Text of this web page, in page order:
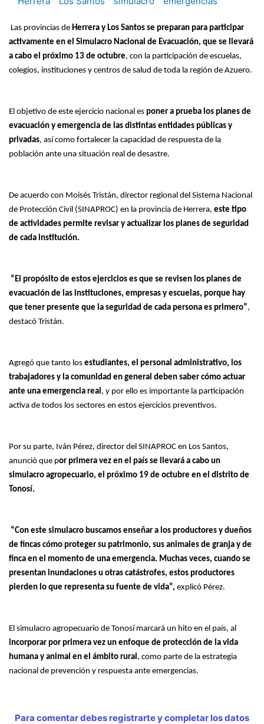
Las provincias de Herrera y Los Santos se preparan para participar
activamente en el Simulacro Nacional de Evacuación, que se llevará
a cabo el próximo 13 de octubre, con la participación de escuelas,
colegios, instituciones y centros de salud de toda la región de Azuero.
El objetivo de este ejercicio nacional es poner a prueba los planes de
evacuación y emergencia de las distintas entidades públicas y
privadas, así como fortalecer la capacidad de respuesta de la
población ante una situación real de desastre.
De acuerdo con Moisés Tristán, director regional del Sistema Nacional
de Protección Civil (SINAPROC) en la provincia de Herrera, este tipo
de actividades permite revisar y actualizar los planes de seguridad
de cada institución.
“El propósito de estos ejercicios es que se revisen los planes de
evacuación de las instituciones, empresas y escuelas, porque hay
que tener presente que la seguridad de cada persona es primero”,
destacó Tristán.
Agregó que tanto los estudiantes, el personal administrativo, los
trabajadores y la comunidad en general deben saber cómo actuar
ante una emergencia real , y por ello es importante la participación
activa de todos los sectores en estos ejercicios preventivos.
Por su parte, Iván Pérez, director del SINAPROC en Los Santos,
anunció que por primera vez en el país se llevará a cabo un
simulacro agropecuario, el próximo 19 de octubre en el distrito de
Tonosí.
“Con este simulacro buscamos enseñar a los productores y dueños
de fincas cómo proteger su patrimonio, sus animales de granja y de
finca en el momento de una emergencia. Muchas veces, cuando se
presentan inundaciones u otras catástrofes, estos productores
pierden lo que representa su fuente de vida”, explicó Pérez.
El simulacro agropecuario de Tonosí marcará un hito en el país, al
incorporar por primera vez un enfoque de protección de la vida
humana y animal en el ámbito rural , como parte de la estrategia
nacional de prevención y respuesta ante emergencias.
Para comentar debes registrarte y completar los datos